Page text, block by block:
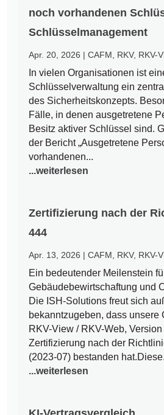
noch vorhandenen
Schlüsselmanagement
Apr. 20, 2026 |CAFM RKV, RKV-
In vielen Organisationen ist
Schlüsselverwaltung ein
des Sicherheitskonzepts.
Fälle, in denen ausgetretene
Besitz aktiver Schlüssel sind.
der Bericht „Ausgetretene
vorhandenen...
...weiterlesen
Zertifizierung nach der
444
Apr. 13, 2026 |CAFM RKV, RKV-
Ein bedeutender Meilenstein
Gebäudebewirtschaftung und
Die ISH-Solutions freut sich
bekanntzugeben, dass unsere
RKV-View / RKV-Web,
Zertifizierung nach der
(2023-07) bestanden
...weiterlesen